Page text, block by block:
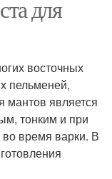
для
восточных
пельменей,
мантов является
тонким и при
время варки. В